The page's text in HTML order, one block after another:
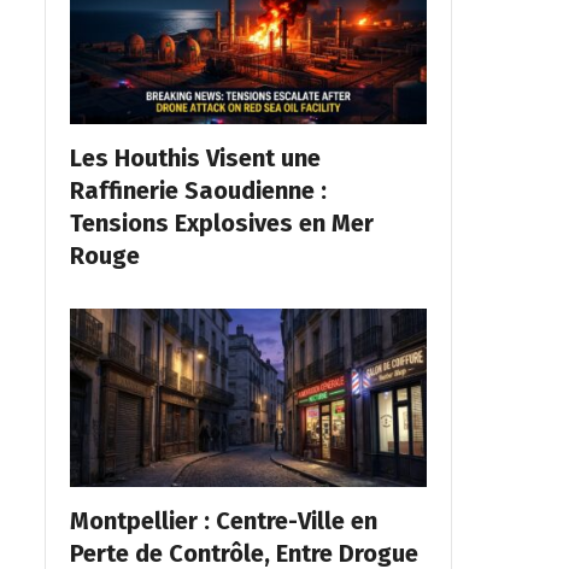
Les Houthis Visent une
Raffinerie Saoudienne :
Tensions Explosives en Mer
Rouge
Montpellier : Centre-Ville en
Perte de Contrôle, Entre Drogue